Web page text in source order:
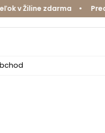
zdarma • Predajne